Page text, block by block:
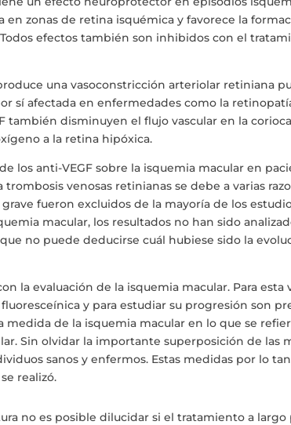
zonas de retina isquémica y favorece la
efectos también son inhibidos con el
una vasoconstricción arteriolar retiniana
sí afectada en enfermedades como la
también disminuyen el flujo vascular en la
a la retina hipóxica.
los anti-VEGF sobre la isquemia macular en
venosas retinianas se debe a varias
fueron excluidos de la mayoría de los
macular, los resultados no han sido
no puede deducirse cuál hubiese sido la
la evaluación de la isquemia macular. Para esta
y para estudiar su progresión son
medida de la isquemia macular en lo que se
Sin olvidar la importante superposición de las
sanos y enfermos. Estas medidas por lo
realizó.
no es posible dilucidar si el tratamiento a largo